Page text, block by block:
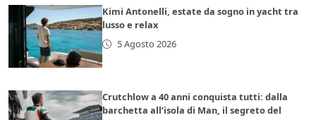
Kimi Antonelli, estate da sogno in yacht tra
lusso e relax
5 Agosto 2026
Crutchlow a 40 anni conquista tutti: dalla
barchetta all’isola di Man, il segreto del